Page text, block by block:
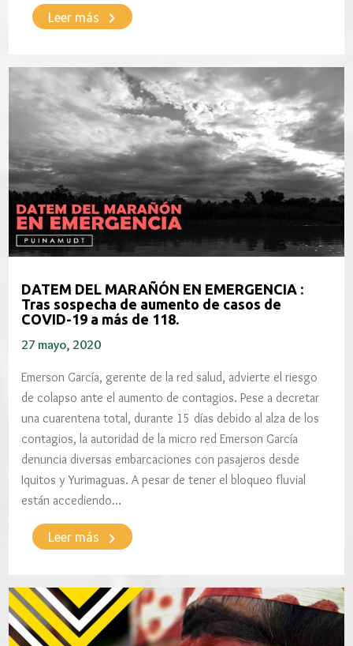
Leer más keyboard_arrow_right
DATEM DEL MARAÑÓN EN EMERGENCIA :
Tras sospecha de aumento de casos de
COVID-19 a más de 118.
27 mayo, 2020
Emerson García, gerente de la red salud, advierte el riesgo
de colapso ante el aumento de contagios. Pese a decretar
una cuarentena total, durante 15 días debido al alza de los
contagios, la autoridad de la micro red Emerson García
denuncia diversas embarcaciones con pasajeros desde
Iquitos y Yurimaguas. A pesar de tener el bloqueo fluvial
están accediendo…
Leer más keyboard_arrow_right